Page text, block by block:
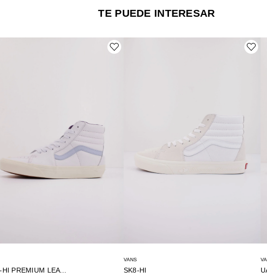
TE PUEDE INTERESAR
SK8-HI PREMIUM LEATHER
VANS
SK8-HI